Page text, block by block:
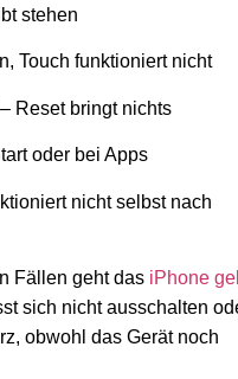
stehen
Touch funktioniert nicht
Reset bringt nichts
oder bei Apps
nicht selbst nach
Fällen geht das iPhone
sich nicht ausschalten
obwohl das Gerät noch